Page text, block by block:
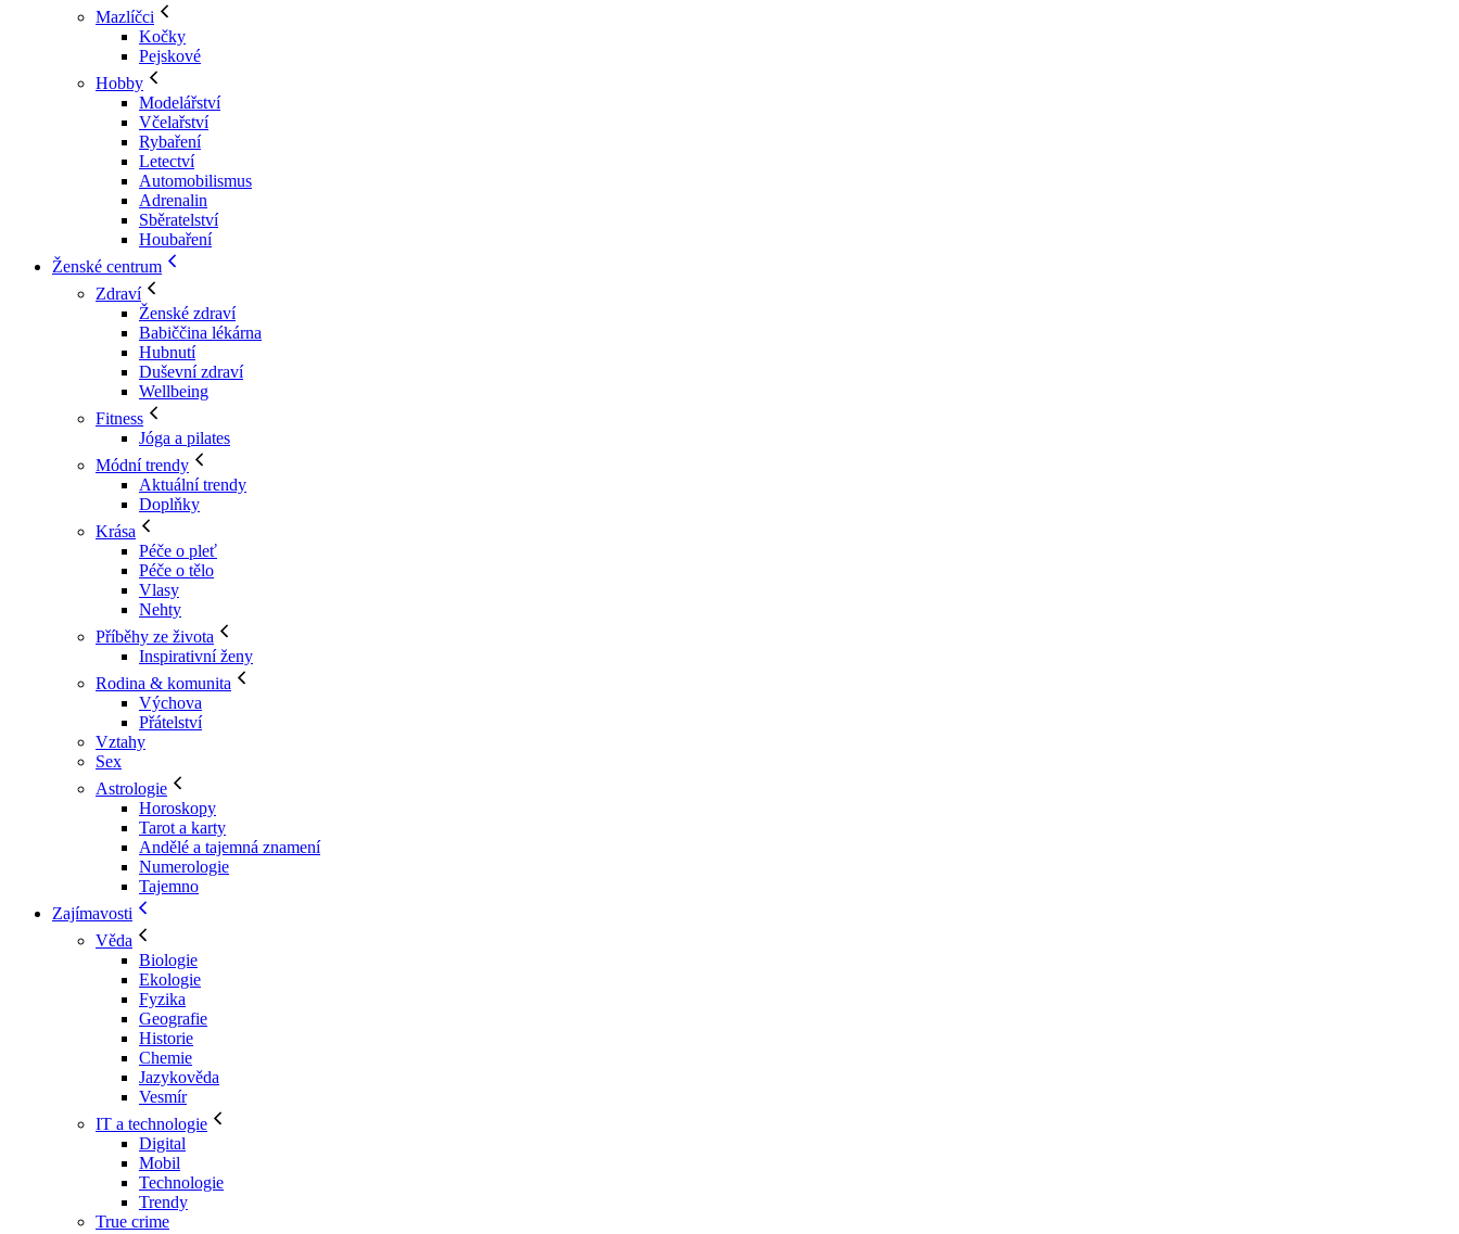
Mazlíčci
Kočky
Pejskové
Hobby
Modelářství
Včelařství
Rybaření
Letectví
Automobilismus
Adrenalin
Sběratelství
Houbaření
Ženské centrum
Zdraví
Ženské zdraví
Babiččina lékárna
Hubnutí
Duševní zdraví
Wellbeing
Fitness
Jóga a pilates
Módní trendy
Aktuální trendy
Doplňky
Krása
Péče o pleť
Péče o tělo
Vlasy
Nehty
Příběhy ze života
Inspirativní ženy
Rodina & komunita
Výchova
Přátelství
Vztahy
Sex
Astrologie
Horoskopy
Tarot a karty
Andělé a tajemná znamení
Numerologie
Tajemno
Zajímavosti
Věda
Biologie
Ekologie
Fyzika
Geografie
Historie
Chemie
Jazykověda
Vesmír
IT a technologie
Digital
Mobil
Technologie
Trendy
True crime